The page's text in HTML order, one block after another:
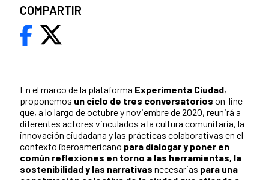
En el marco de la plataforma Experimenta Ciudad,
proponemos un ciclo de tres conversatorios on-line
que, a lo largo de octubre y noviembre de 2020, reunirá a
diferentes actores vinculados a la cultura comunitaria, la
innovación ciudadana y las prácticas colaborativas en el
contexto iberoamericano para dialogar y poner en
común reflexiones en torno a las herramientas, la
sostenibilidad y las narrativas necesarias para una
COMPARTIR